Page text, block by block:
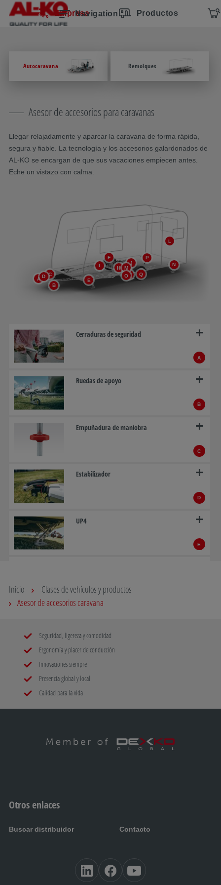
Saltar la navegación
Ir al contenido principal
Saltar a la navegación principal
Índice Navigation
Empresa Productos
Autocaravana Remolques
Asesor de accesorios para caravanas
Llegar relajadamente y aparcar la caravana de forma rápida,
segura y fiable. La tecnología y los accesorios galardonados de
AL-KO se encargan de que sus vacaciones empiecen antes.
Eche un vistazo con calma.
A
B
C
D
E
F
G
H
I J
L
M
N
O
P
Q
Cerraduras de seguridad
A
Ruedas de apoyo
B
Empuñadura de maniobra
C
Estabilizador
D
UP4
E
ATC: AL-KO Trailer Control
gato de elevación
Inicio
Clases de vehículos y productos
Asesor de accesorios caravana
Seguridad, ligereza y comodidad
Ergonomía y placer de conducción
Innovaciones siempre
Presencia global y local
Calidad para la vida
Otros enlaces
Buscar distribuidor Contacto